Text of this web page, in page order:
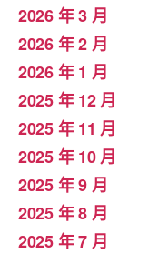
2026 年 3 月
2026 年 2 月
2026 年 1 月
2025 年 12 月
2025 年 11 月
2025 年 10 月
2025 年 9 月
2025 年 8 月
2025 年 7 月